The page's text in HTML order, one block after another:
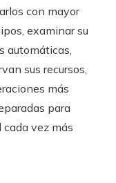
con mayor
examinar su
automáticas,
sus recursos,
más
para
vez más